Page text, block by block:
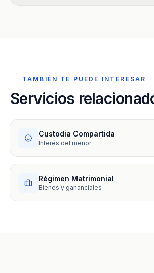
TAMBIÉN TE PUEDE INTERESAR
Servicios
Custodia Compartida
Interés del menor
Régimen Matrimonial
Bienes y gananciales